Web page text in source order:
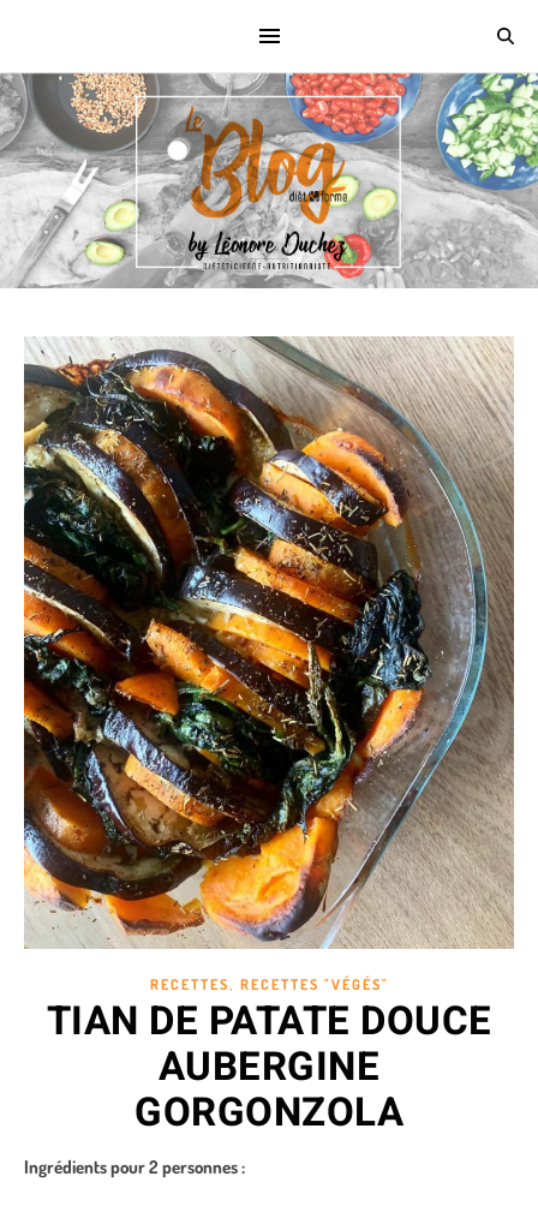
RECETTES, RECETTES "VÉGÉS"
TIAN DE PATATE DOUCE
AUBERGINE
GORGONZOLA
Ingrédients pour 2 personnes :